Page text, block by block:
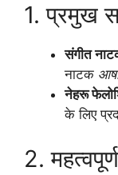
1. प्रमुख
संगीत
नाटक
नेहरू
के लिए
2.